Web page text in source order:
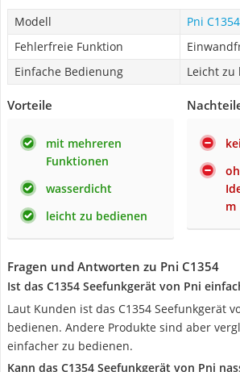
Modell
Pni C1354
Fehlerfreie Funktion
Einfache Bedienung
Leicht zu
Vorteile
mit mehreren
Funktionen
wasserdicht
leicht zu bedienen
m
Fragen und Antworten zu Pni C1354
Ist das C1354 Seefunkgerät von Pni
Laut Kunden ist das C1354 Seefunkgerät
bedienen. Andere Produkte sind aber
einfacher zu bedienen.
Kann das C1354 Seefunkgerät von Pni